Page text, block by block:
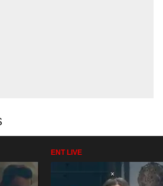
ENT LIVE